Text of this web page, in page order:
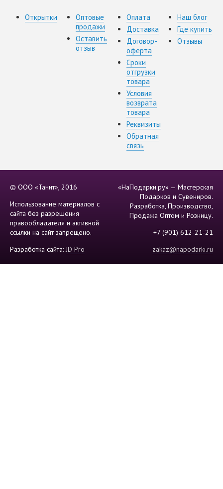
Открытки
Оптовые
продажи
Оставить
отзыв
Оплата
Доставка
Договор-
оферта
Сроки
отгрузки
товара
Условия
возврата
товара
Реквизиты
Обратная
связь
Наш блог
Где купить
Отзывы
© ООО «Танит», 2016
Использование материалов с
сайта без разрешения
правообладателя и активной
ссылки на сайт запрещено.
Разработка сайта: JD Pro
«НаПодарки.ру» — Мастерская
Подарков и Сувениров.
Разработка, Производство,
Продажа Оптом и Розницу.
+7 (901) 612-21-21
zakaz@napodarki.ru